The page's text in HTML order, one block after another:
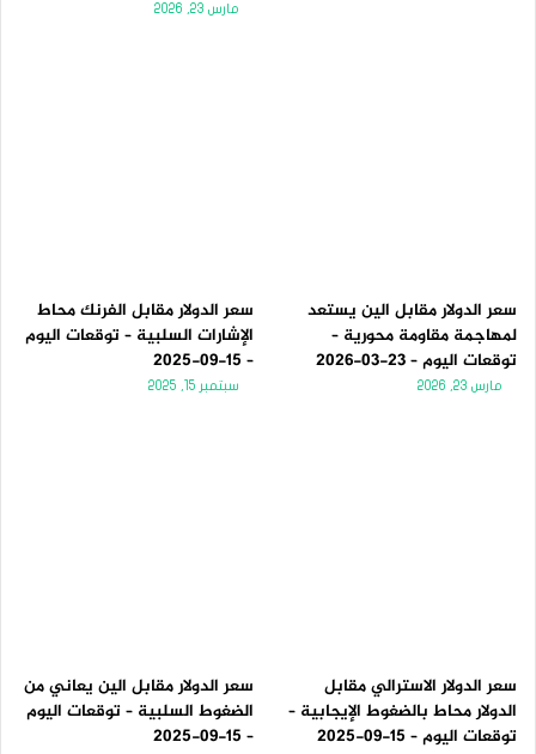
مارس 23, 2026
سعر الدولار مقابل الين يستعد
لمهاجمة مقاومة محورية –
توقعات اليوم – 23-03-2026
مارس 23, 2026
سعر الدولار مقابل الفرنك محاط
الإشارات السلبية – توقعات اليوم
– 15-09-2025
سبتمبر 15, 2025
سعر الدولار الاسترالي مقابل
الدولار محاط بالضغوط الإيجابية –
توقعات اليوم – 15-09-2025
سعر الدولار مقابل الين يعاني من
الضغوط السلبية – توقعات اليوم
– 15-09-2025